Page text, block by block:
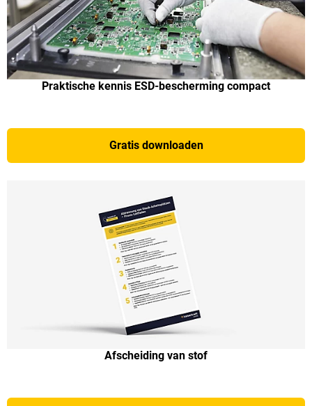
Praktische kennis ESD-bescherming compact
Gratis downloaden
Afscheiding van stof